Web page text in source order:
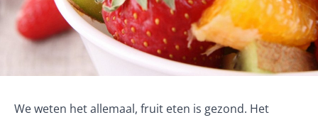
We weten het allemaal, fruit eten is gezond. Het